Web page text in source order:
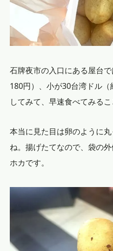
石牌夜市の入口にある屋台
180円）、小が30台湾ドル
してみて、早速食べてみるこ
本当に見た目は卵のように
ね。揚げたてなので、袋の
ホカです。